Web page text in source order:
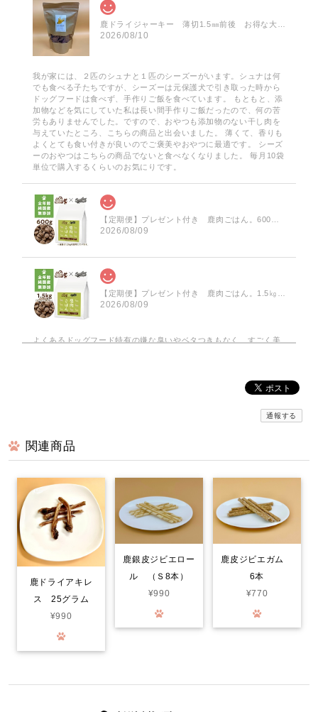
2026/08/10
我が家には、２匹のシュナと１匹のシーズーがいます。シュナは何
でも食べる子たちですが、シーズーは元保護犬で引き取った時から
ドッグフードは食べず、手作りご飯を食べています。 もともと、添
加物などを気にしていた私は長い間手作りご飯だったので、何の苦
労もありませんでした。ですので、おやつも添加物のない干し肉を
与えていたところ、こちらの商品と出会いました。 薄くて、香りも
よくとても食い付きが良いのでご褒美やおやつに最適です。 シーズ
ーのおやつはこちらの商品でないと食べなくなりました。 毎月10袋
単位で購入するくらいのお気にりです。
2026/08/09
2026/08/09
よくあるドッグフード特有の嫌な臭いやベタつきもなく、すごく美
京丹波自然工房✨️さん。安心のクオリティ。信頼できる国内一のジ
ビエの会社さんです。人用のジビエの国内No.1と、同じクオリティ
とても、ありがたいです！！大切に食べます！スピカ
16歳のトイプードルです。 最近、食べる量が減って、手作り食も完
探しました。鹿肉、猪肉共に、凄く薄くて、細かくしやすく、トッ
かり肉の香りもして、食べてくれます。1日２、３枚与えますが、先
通報する
関連商品
鹿ドライアキレ
ス 25グラム
¥990
鹿銀皮ジビエロー
ル （Ｓ8本）
¥990
鹿皮ジビエガム
6本
¥770